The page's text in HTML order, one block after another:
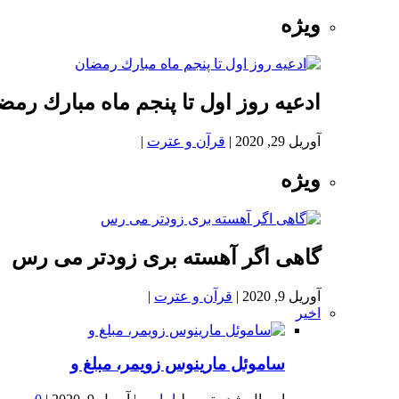
ویژه
ادعيه روز اول تا پنجم ماه مبارك
آوریل 29, 2020 | قرآن و عترت |
ویژه
گاهی اگر آهسته بری زودتر می رس
آوریل 9, 2020 | قرآن و عترت |
اخیر
ساموئل مارینوس زویمر، مبلغ و